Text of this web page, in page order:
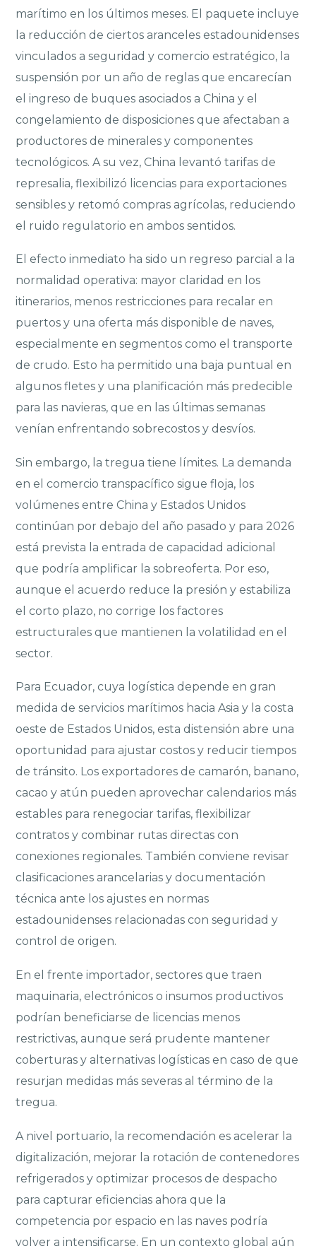
marítimo en los últimos meses. El paquete incluye
la reducción de ciertos aranceles estadounidenses
vinculados a seguridad y comercio estratégico, la
suspensión por un año de reglas que encarecían
el ingreso de buques asociados a China y el
congelamiento de disposiciones que afectaban a
productores de minerales y componentes
tecnológicos. A su vez, China levantó tarifas de
represalia, flexibilizó licencias para exportaciones
sensibles y retomó compras agrícolas, reduciendo
el ruido regulatorio en ambos sentidos.
El efecto inmediato ha sido un regreso parcial a la
normalidad operativa: mayor claridad en los
itinerarios, menos restricciones para recalar en
puertos y una oferta más disponible de naves,
especialmente en segmentos como el transporte
de crudo. Esto ha permitido una baja puntual en
algunos fletes y una planificación más predecible
para las navieras, que en las últimas semanas
venían enfrentando sobrecostos y desvíos.
Sin embargo, la tregua tiene límites. La demanda
en el comercio transpacífico sigue floja, los
volúmenes entre China y Estados Unidos
continúan por debajo del año pasado y para 2026
está prevista la entrada de capacidad adicional
que podría amplificar la sobreoferta. Por eso,
aunque el acuerdo reduce la presión y estabiliza
el corto plazo, no corrige los factores
estructurales que mantienen la volatilidad en el
sector.
Para Ecuador, cuya logística depende en gran
medida de servicios marítimos hacia Asia y la costa
oeste de Estados Unidos, esta distensión abre una
oportunidad para ajustar costos y reducir tiempos
de tránsito. Los exportadores de camarón, banano,
cacao y atún pueden aprovechar calendarios más
estables para renegociar tarifas, flexibilizar
contratos y combinar rutas directas con
conexiones regionales. También conviene revisar
clasificaciones arancelarias y documentación
técnica ante los ajustes en normas
estadounidenses relacionadas con seguridad y
control de origen.
En el frente importador, sectores que traen
maquinaria, electrónicos o insumos productivos
podrían beneficiarse de licencias menos
restrictivas, aunque será prudente mantener
coberturas y alternativas logísticas en caso de que
resurjan medidas más severas al término de la
tregua.
A nivel portuario, la recomendación es acelerar la
digitalización, mejorar la rotación de contenedores
refrigerados y optimizar procesos de despacho
para capturar eficiencias ahora que la
competencia por espacio en las naves podría
volver a intensificarse. En un contexto global aún